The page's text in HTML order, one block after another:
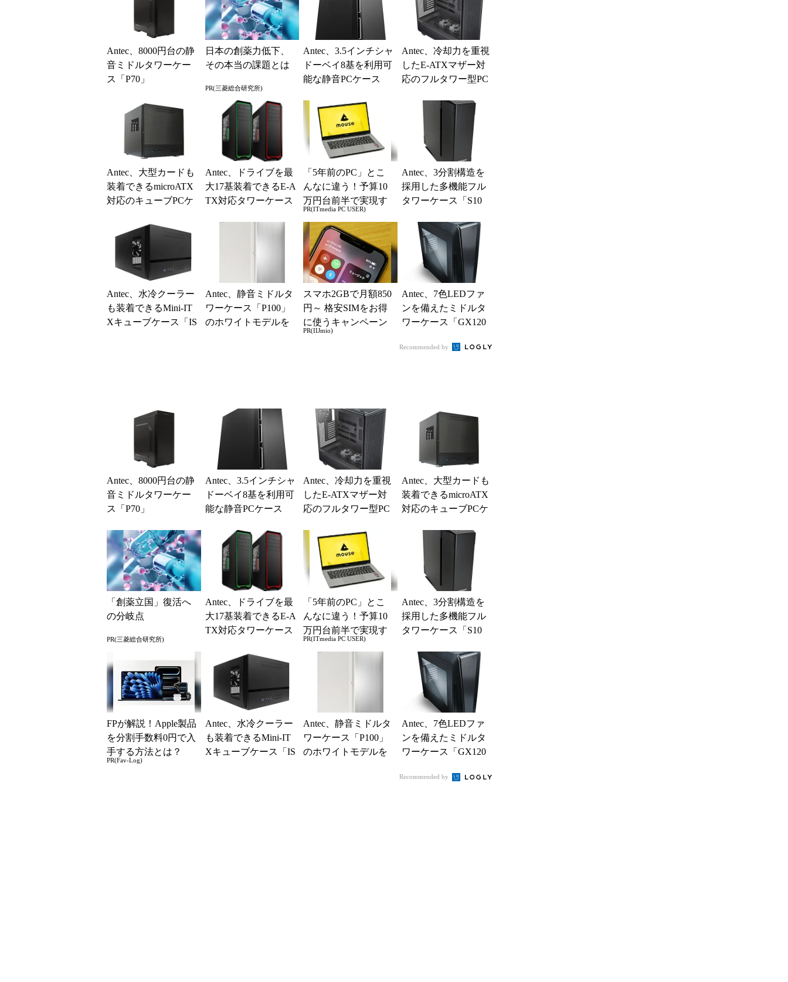
Antec、8000円台の静
音ミドルタワーケー
ス「P70」
日本の創薬力低下、
その本当の課題とは
PR(三菱総合研究所)
Antec、3.5インチシャ
ドーベイ8基を利用可
能な静音PCケース
Antec、冷却力を重視
したE-ATXマザー対
応のフルタワー型PC
Antec、大型カードも
装着できるmicroATX
対応のキューブPCケ
Antec、ドライブを最
大17基装着できるE-A
TX対応タワーケース
「5年前のPC」とこ
んなに違う！予算10
万円台前半で実現す
る快適PCライフ
PR(ITmedia PC USER)
Antec、3分割構造を
採用した多機能フル
タワーケース「S10
Antec、水冷クーラー
も装着できるMini-IT
Xキューブケース「IS
Antec、静音ミドルタ
ワーケース「P100」
のホワイトモデルを
スマホ2GBで月額850
円～ 格安SIMをお得
に使うキャンペーン
実施中！
PR(IIJmio)
Antec、7色LEDファ
ンを備えたミドルタ
ワーケース「GX120
Recommended by
Antec、8000円台の静
音ミドルタワーケー
ス「P70」
Antec、3.5インチシャ
ドーベイ8基を利用可
能な静音PCケース
Antec、冷却力を重視
したE-ATXマザー対
応のフルタワー型PC
Antec、大型カードも
装着できるmicroATX
対応のキューブPCケ
「創薬立国」復活へ
の分岐点
PR(三菱総合研究所)
Antec、ドライブを最
大17基装着できるE-A
TX対応タワーケース
「5年前のPC」とこ
んなに違う！予算10
万円台前半で実現す
る快適PCライフ
PR(ITmedia PC USER)
Antec、3分割構造を
採用した多機能フル
タワーケース「S10
FPが解説！Apple製品
を分割手数料0円で入
手する方法とは？
PR(Fav-Log)
Antec、水冷クーラー
も装着できるMini-IT
Xキューブケース「IS
Antec、静音ミドルタ
ワーケース「P100」
のホワイトモデルを
Antec、7色LEDファ
ンを備えたミドルタ
ワーケース「GX120
Recommended by